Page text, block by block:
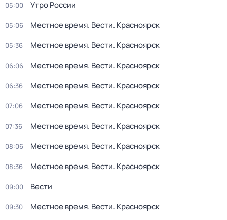
05:00 Утро России
05:06 Местное время. Вести. Красноярск
05:36 Местное время. Вести. Красноярск
06:06 Местное время. Вести. Красноярск
06:36 Местное время. Вести. Красноярск
07:06 Местное время. Вести. Красноярск
07:36 Местное время. Вести. Красноярск
08:06 Местное время. Вести. Красноярск
08:36 Местное время. Вести. Красноярск
09:00 Вести
09:30 Местное время. Вести. Красноярск